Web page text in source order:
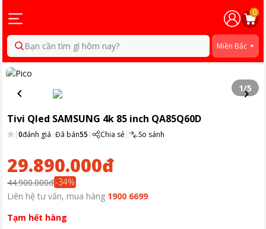
0
Bạn cần tìm gì hôm nay? Miền Bắc
1/5
Tivi Qled SAMSUNG 4k 85 inch QA85Q60D
|0đánh giá |Đã bán55 | Chia sẻ| So sánh
29.890.000đ
44.900.000đ-34%
Liên hệ tư vấn, mua hàng 1900 6699
Tạm hết hàng